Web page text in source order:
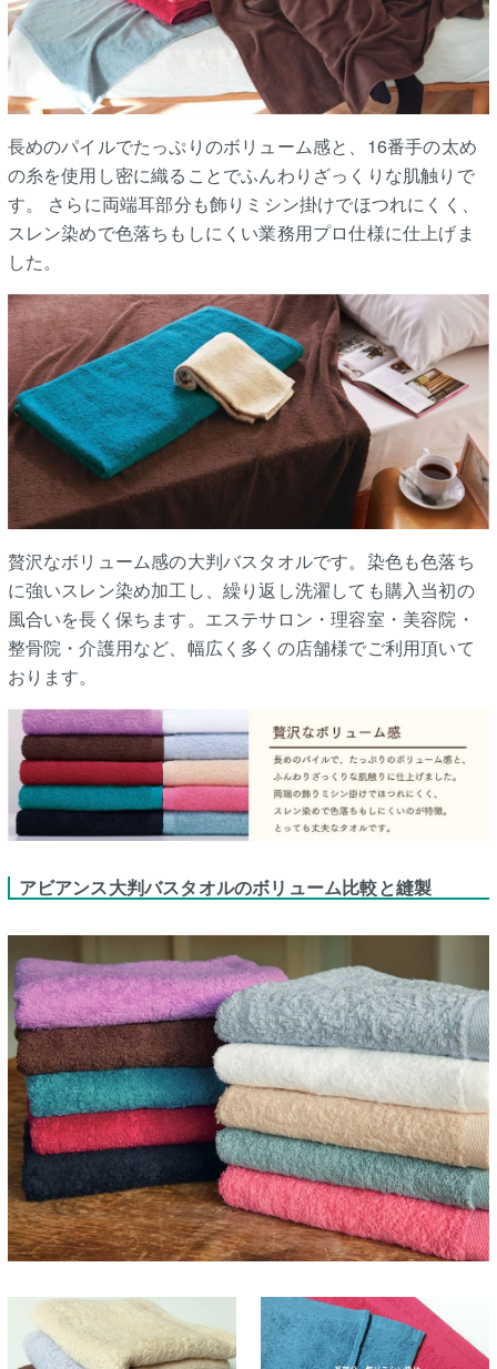
長めのパイルでたっぷりのボリューム感と、16番手の太め
の糸を使用し密に織ることでふんわりざっくりな肌触りで
す。 さらに両端耳部分も飾りミシン掛けでほつれにくく、
スレン染めで色落ちもしにくい業務用プロ仕様に仕上げま
した。
贅沢なボリューム感の大判バスタオルです。染色も色落ち
に強いスレン染め加工し、繰り返し洗濯しても購入当初の
風合いを長く保ちます。エステサロン・理容室・美容院・
整骨院・介護用など、幅広く多くの店舗様でご利用頂いて
おります。
アビアンス大判バスタオルのボリューム比較と縫製